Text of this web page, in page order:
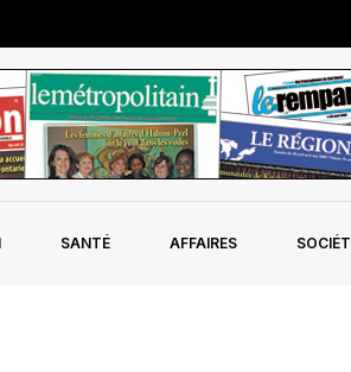
SANTÉ AFFAIRES